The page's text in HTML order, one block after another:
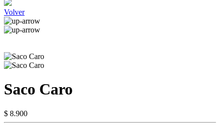
Volver
Saco Caro
$ 8.900